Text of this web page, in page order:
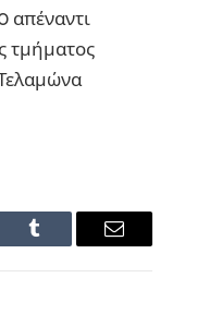
απέναντι
τμήματος
Tumblr Email